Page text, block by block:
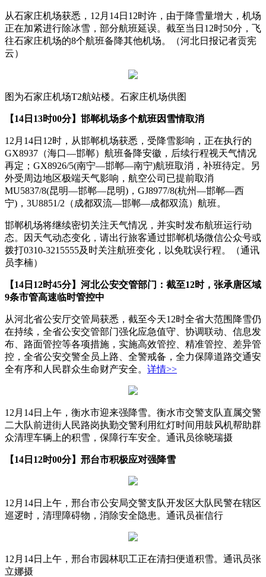
从石家庄机场获悉，12月14日12时许，由于降雪量增大，机场
正在加紧进行除冰雪，部分航班延误。截至当日12时50分，飞
往石家庄机场的8个航班备降其他机场。（河北日报记者贡宪
云）
图为石家庄机场T2航站楼。石家庄机场供图
【14日13时00分】邯郸机场多个航班因雪情取消
12月14日12时，从邯郸机场获悉，受降雪影响，正在执行的
GX8937（海口—邯郸）航班备降安徽，后续行程视天气情况
再定；GX8926/5(南宁—邯郸—南宁)航班取消，补班待定。另
外受周边地区极端天气影响，航空公司已提前取消
MU5837/8(昆明—邯郸—昆明)，GJ8977/8(杭州—邯郸—西
宁)，3U8851/2（成都双流—邯郸—成都双流）航班。
邯郸机场将继续密切关注天气情况，并实时发布航班运行动
态。因天气动态变化，请出行旅客通过邯郸机场微信公众号或
拨打0310-3215555及时关注航班变化，以免耽误行程。（通讯
员李楠）
【14日12时45分】河北公安交管部门：截至12时，张承唐区域
9条市管高速临时管控中
从河北省公安厅交管局获悉，截至今天12时全省大范围降雪仍
在持续，全省公安交管部门强化应急值守、协调联动、信息发
布、路面管控等各项措施，实施高效管控、精准管控、差异管
控，全省公安交警全员上路、全警戒备，全力保障道路交通安
全有序和人民群众生命财产安全。 详情>>
12月14日上午，衡水市迎来强降雪。衡水市交警支队直属交警
二大队前进街人民路岗执勤交警利用红灯时间用鼓风机帮助群
众清理车辆上的积雪，保障行车安全。通讯员徐晓瑞摄
【14日12时00分】邢台市积极应对强降雪
12月14日上午，邢台市公安局交警支队开发区大队民警在辖区
巡逻时，清理障碍物，消除安全隐患。通讯员崔信行
12月14日上午，邢台市园林职工正在清扫便道积雪。通讯员张
立娜摄